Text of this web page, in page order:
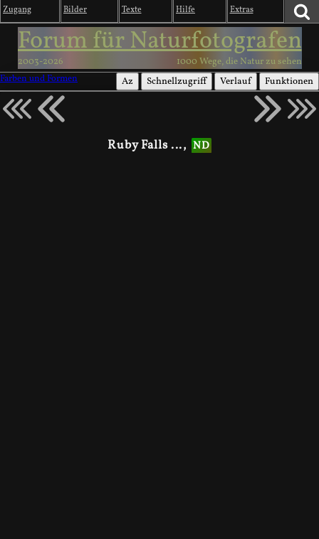
Zugang Bilder Texte Hilfe Extras
Forum für Naturfotografen
2003-2026
1000 Wege, die Natur zu sehen
Farben und Formen
Az Schnellzugriff Verlauf Funktionen
Ruby Falls ...,